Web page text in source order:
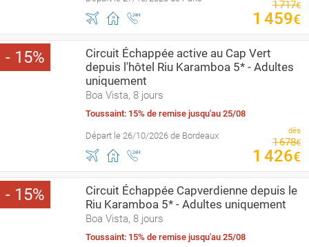
1717€
1 459€
15
Circuit Échappée active au Cap Vert
depuis l'hôtel Riu Karamboa 5* - Adultes
uniquement
Boa Vista, 8 jours
Toussaint: 15% de remise jusqu'au 25/08
Départ le 26/10/2026 de Bordeaux dès
1678€
1 426€
15
Circuit Échappée Capverdienne depuis le
Riu Karamboa 5* - Adultes uniquement
Boa Vista, 8 jours
Toussaint: 15% de remise jusqu'au 25/08